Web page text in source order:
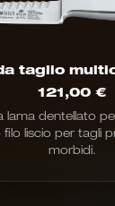
taglio
121,00 €
lama dentellato
liscio per tagli
morbidi.